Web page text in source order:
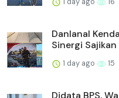
Danlanal
Sinergi Sajikan
1 day ago 15
Didata BPS,